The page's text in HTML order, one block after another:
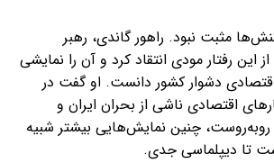
مثبت نبود. راهور گاندی، رهبر
این رفتار مودی انتقاد کرد و آن را نمایشی
دشوار کشور دانست. او گفت در
اقتصادی ناشی از بحران ایران و
چنین نمایش‌هایی بیشتر شبیه
تا دیپلماسی جدی.